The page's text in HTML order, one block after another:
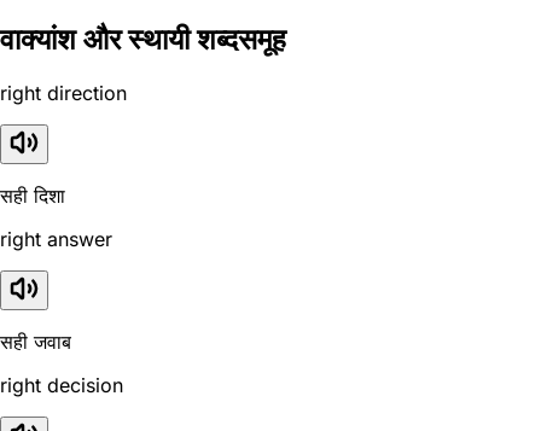
वाक्यांश और स्थायी शब्दसमूह
right direction
सही दिशा
right answer
सही जवाब
right decision